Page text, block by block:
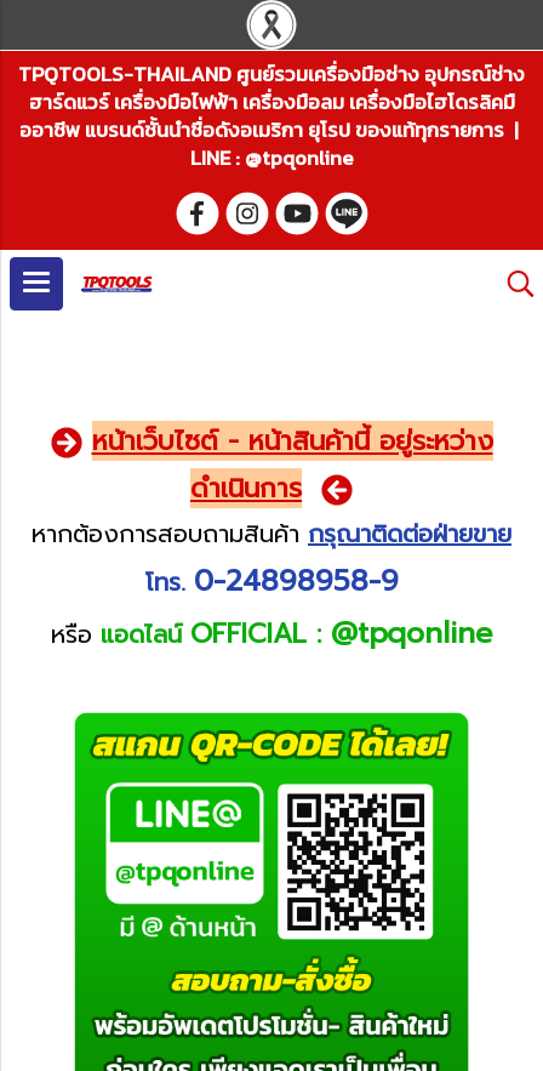
TPQTOOLS-THAILAND ศูนย์รวมเครื่องมือช่าง อุปกรณ์ช่าง
ฮาร์ดแวร์ เครื่องมือไฟฟ้า เครื่องมือลม เครื่องมือไฮโดรลิคมื
ออาชีพ แบรนด์ชั้นนำชื่อดังอเมริกา ยุโรป ของแท้ทุกรายการ |
LINE : @tpqonline
หน้าเว็บไซต์ - หน้าสินค้านี้ อยู่ระหว่าง
ดำเนินการ
หากต้องการสอบถามสินค้า กรุณาติดต่อฝ่ายขาย
โทร. 0-24898958-9
หรือ แอดไลน์ OFFICIAL : @tpqonline